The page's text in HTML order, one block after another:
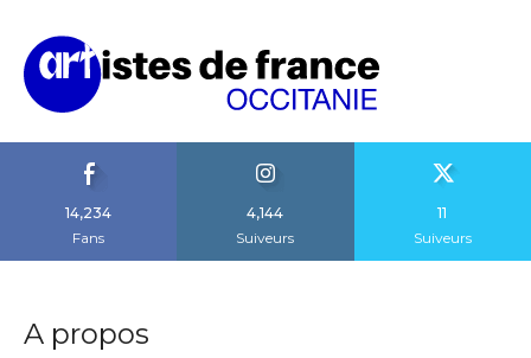
14,234
Fans
4,144
Suiveurs
11
Suiveurs
A propos